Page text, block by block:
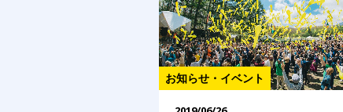
お知らせ・イベント